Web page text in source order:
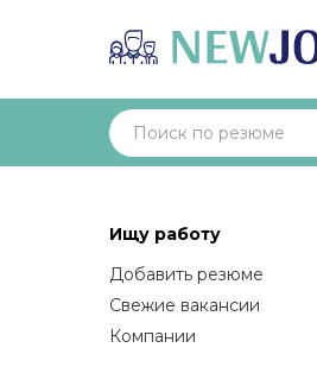
Ищу работу
Добавить резюме
Свежие вакансии
Компании